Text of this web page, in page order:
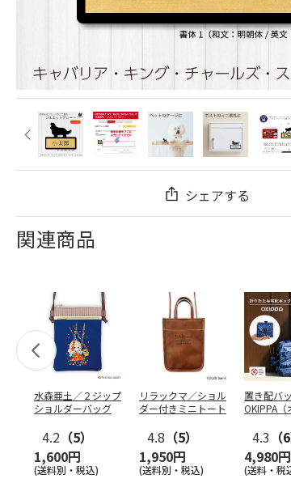
シェアする
関連商品
水森亜土／２ジップ
ショルダーバッグ
4.2 （5）
1,600円
(送料別・税込)
リラックマ／ショル
ダー付きミニトート
4.8 （5）
1,950円
(送料別・税込)
置き配バ
OKIPPA（
4.3 （
4,980円
(送料・税